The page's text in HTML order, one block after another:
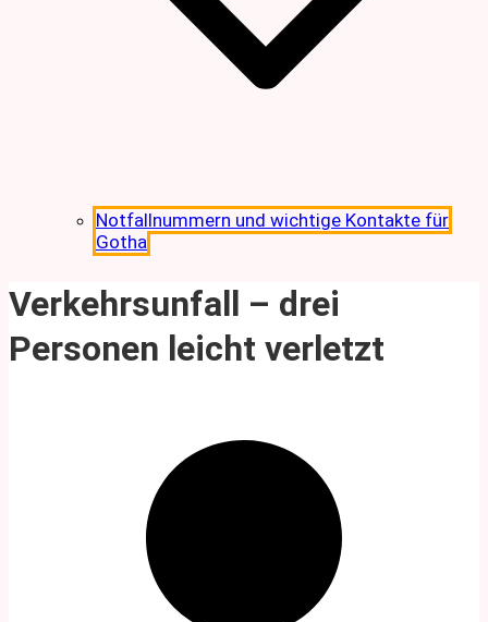
Notfallnummern und wichtige Kontakte für
Gotha
Verkehrsunfall – drei
Personen leicht verletzt